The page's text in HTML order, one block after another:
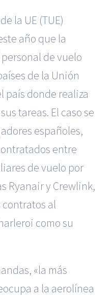
la UE (TUE)
año que la
de vuelo
de la Unión
país donde realiza
tareas. El caso se
españoles,
entre
de vuelo por
Ryanair y Crewlink,
contratos al
como su
«la más
a la aerolínea